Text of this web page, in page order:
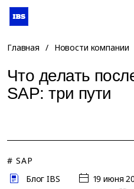
Главная / Новости компании
Что делать
SAP: три пути
# SAP
Блог IBS
19 июня